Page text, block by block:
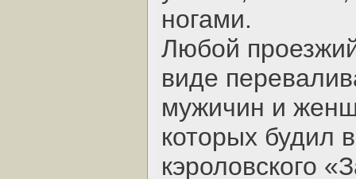
ногами.
Любой
виде
мужичин и
которых будил
кэроловского